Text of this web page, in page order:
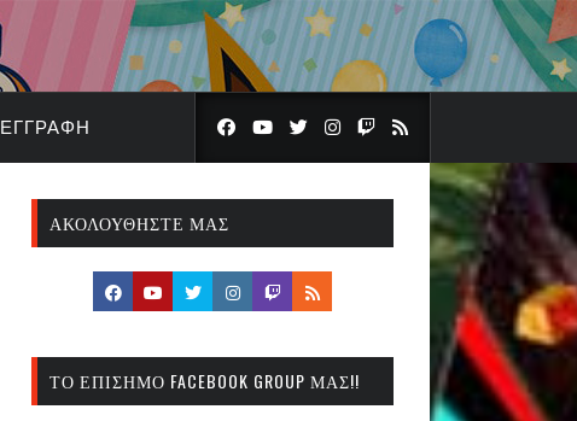
ΕΓΓΡΑΦΉ
ΑΚΟΛΟΥΘΉΣΤΕ ΜΑΣ
ΤΟ ΕΠΊΣΗΜΟ FACEBOOK GROUP ΜΑΣ!!